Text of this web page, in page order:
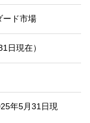
ド市場
日現在）
年5月31日現